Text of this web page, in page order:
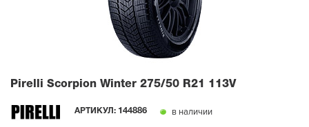
Pirelli Scorpion Winter 275/50 R21 113V
АРТИКУЛ: 144886 в наличии